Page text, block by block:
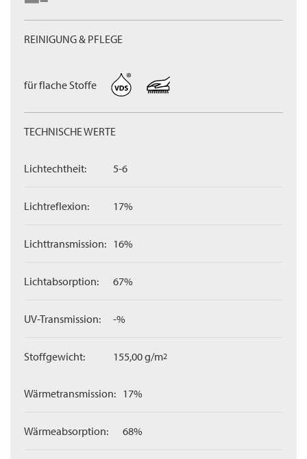
REINIGUNG & PFLEGE
für flache Stoffe
TECHNISCHE WERTE
Lichtechtheit: 5-6
Lichtreflexion: 17%
Lichttransmission: 16%
Lichtabsorption: 67%
UV-Transmission: -%
Stoffgewicht: 155,00 g/m2
Wärmetransmission: 17%
Wärmeabsorption: 68%